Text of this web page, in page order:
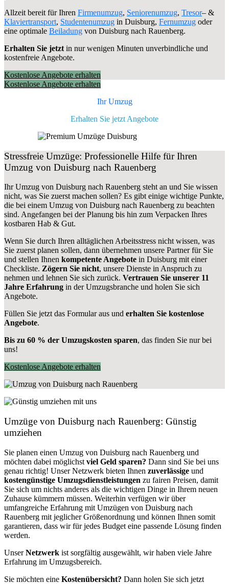
Allzeit bereit für Ihren Firmenumzug, Seniorenumzug, Tresor– &
Klaviertransport, Studentenumzug in Duisburg, Fernumzug oder
eine optimale Beiladung von Duisburg nach Rauenberg.
Erhalten Sie jetzt in nur wenigen Minuten unverbindliche und
kostenfreie Angebote.
Kostenlose Angebote erhalten
Kostenlose Angebote erhalten
Ihr Umzug
Erhalten Sie jetzt Angebote
Stressfreie Umzüge: Professionelle Hilfe für Ihren
Umzug von Duisburg nach Rauenberg
Ihr Umzug von Duisburg nach Rauenberg steht an und Sie wissen
nicht, was Sie zuerst machen sollen? Es gibt einige wichtige Punkte,
die bei einem Umzug von Duisburg nach Rauenberg zu beachten
sind. Angefangen bei der Planung bis hin zum Verpacken Ihres
kostbaren Hab & Gut.
Wenn Sie durch Ihren alltäglichen Arbeitsstress nicht wissen, was
Sie zuerst planen sollen, dann übernehmen unsere Partner für Sie
und stellen Ihnen kompetente Angebote in Duisburg mit einer
Checkliste. Zögern Sie nicht, unsere Dienste in Anspruch zu
nehmen und lehnen Sie sich zurück. Vertrauen Sie unserer 11
Jahre Erfahrung in der Umzugsbranche und holen Sie sich
Angebote.
Füllen Sie jetzt das Formular aus und erhalten Sie kostenlose
Angebote.
Bis zu 60 % der Umzugskosten sparen, das finden Sie nur bei
uns!
Kostenlose Angebote erhalten
Umzüge von Duisburg nach Rauenberg: Günstig
umziehen
Sie planen einen Umzug von Duisburg nach Rauenberg und
möchten dabei möglichst viel Geld sparen? Dann sind Sie bei uns
genau richtig! Unser Netzwerk bieten Ihnen zuverlässige und
kostengünstige Umzugsdienstleistungen zu fairen Preisen, damit
Sie sich um nichts anderes als die wichtigen Dinge in Ihrem neuen
Zuhause kümmern müssen. Weiterhin verfügen wir über
umfangreiche Erfahrung mit Umzügen von Duisburg nach
Rauenberg mit jeglicher Größenordnung und können Ihnen somit
garantieren, dass wir für jedes Budget eine passende Lösung finden
werden.
UnserNetzwerk ist sorgfältig ausgewählt, wir haben viele Jahre
Erfahrung im Umzugsbereich.
Sie möchten eine Kostenübersicht? Dann holen Sie sich jetzt